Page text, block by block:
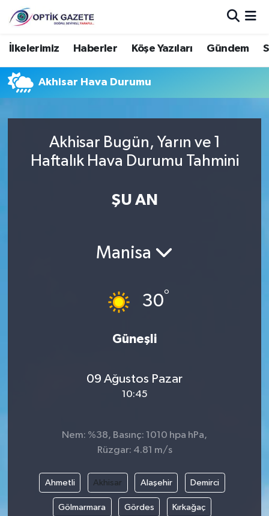
İlkelerimiz Haberler Köşe Yazıları Gündem
Akhisar Hava Durumu
Akhisar Bugün, Yarın ve 1
Haftalık Hava Durumu Tahmini
ŞU AN
Manisa
30°
Güneşli
09 Ağustos Pazar
10:45
Nem: %38, Basınç: 1010 hpa hPa,
Rüzgar: 4.81 m/s
Ahmetli Akhisar Alaşehir Demirci
Gölmarmara Gördes Kırkağaç
Nöbetçi Eczaneler
Hava Durumu
Trafik Durumu
Süper Lig Puan Durumu ve Fikstür